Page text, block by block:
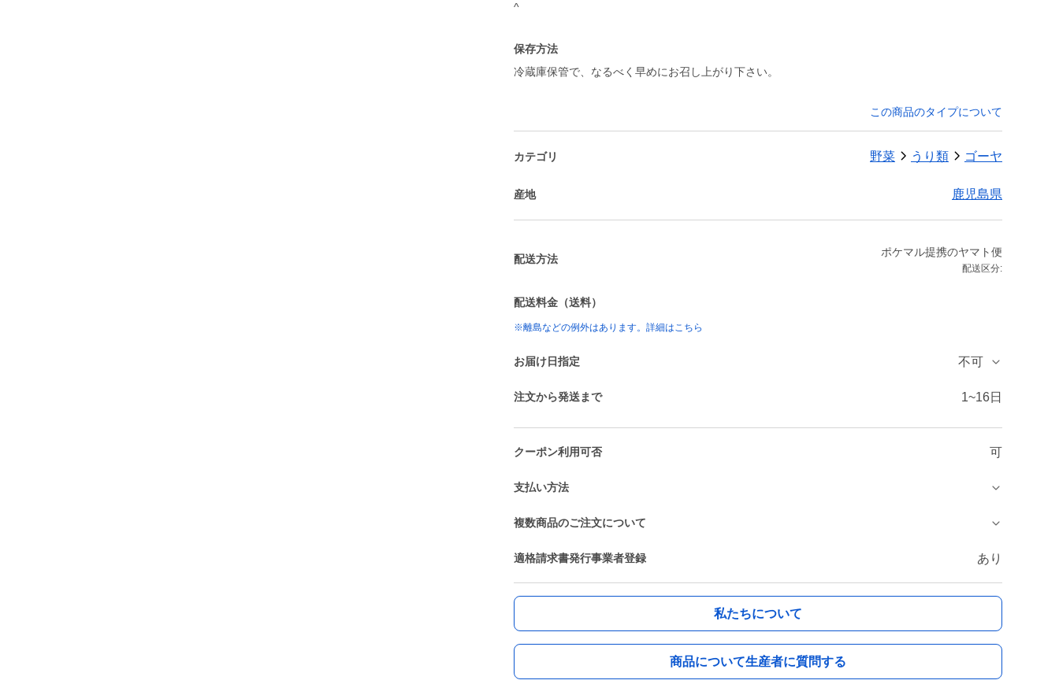
^
保存方法
冷蔵庫保管で、なるべく早めにお召し上がり下さい。
この商品のタイプについて
カテゴリ 野菜 うり類 ゴーヤ
産地 鹿児島県
配送方法
ポケマル提携のヤマト便
配送区分:
配送料金（送料）
※離島などの例外はあります。詳細はこちら
お届け日指定 不可
注文から発送まで 1~16日
クーポン利用可否 可
支払い方法
複数商品のご注文について
適格請求書発行事業者登録 あり
私たちについて
商品について生産者に質問する